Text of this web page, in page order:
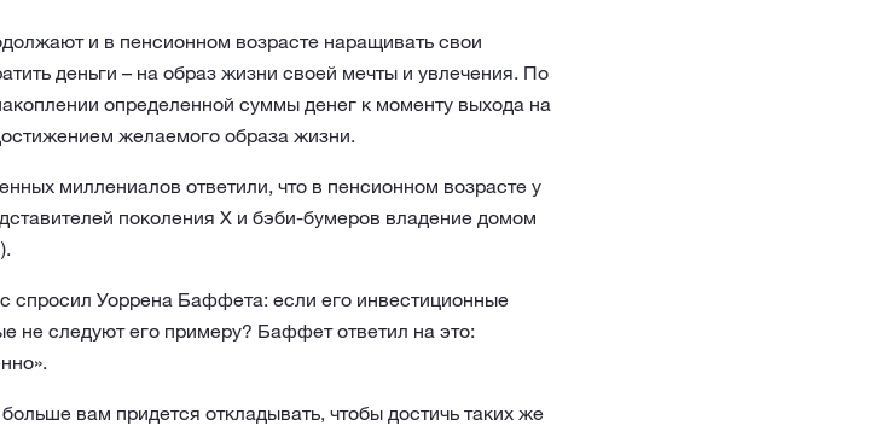
и в пенсионном возрасте наращивать свои
деньги – на образ жизни своей мечты и увлечения. По
определенной суммы денег к моменту выхода на
желаемого образа жизни.
миллениалов ответили, что в пенсионном возрасте у
поколения X и бэби-бумеров владение домом
спросил Уоррена Баффета: если его инвестиционные
не следуют его примеру? Баффет ответил на это:
вам придется откладывать, чтобы достичь таких же